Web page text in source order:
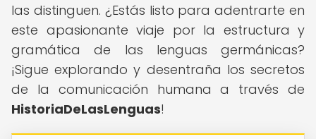
las distinguen. ¿Estás listo para adentrarte en
este apasionante viaje por la estructura y
gramática de las lenguas germánicas?
¡Sigue explorando y desentraña los secretos
de la comunicación humana a través de
HistoriaDeLasLenguas!